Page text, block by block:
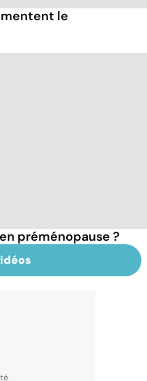
le
préménopause ?